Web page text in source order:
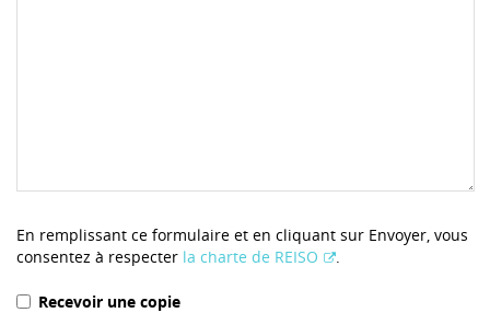
En remplissant ce formulaire et en cliquant sur Envoyer, vous
consentez à respecter la charte de REISO .
Recevoir une copie